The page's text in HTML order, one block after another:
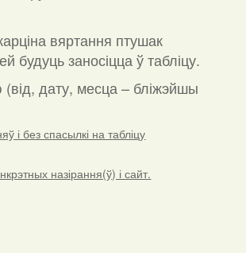
вяртання птушак
заносіцца ў табліцу.
(від, дату, месца – бліжэйшы
і без спасылкі на табліцу
назірання(ў) і сайт.